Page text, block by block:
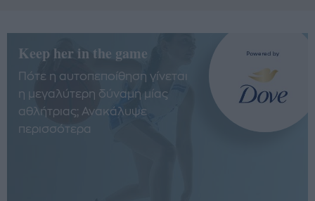
Keep her in the game
Πότε η αυτοπεποίθηση γίνεται
η μεγαλύτερη δύναμη μίας
αθλήτριας; Ανακάλυψε
περισσότερα